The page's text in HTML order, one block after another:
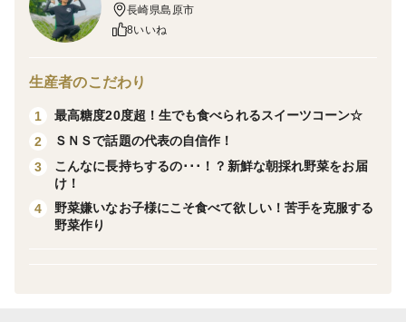
美しいルージュ色が特徴の｢日本初の赤いスイートコー
りますが
サツマイモのように優しい甘さとトウモロコシの風味と
旨みが魅力です。
まるで宝石のように輝く赤い果実の『大和ルージュ』を
お楽しみください。
長崎県島原市
8いいね
生産者のこだわり
1
最高糖度20度超！生でも食べられるスイーツコーン☆
2
ＳＮＳで話題の代表の自信作！
3
こんなに長持ちするの･･･！？新鮮な朝採れ野菜をお届
け！
4
野菜嫌いなお子様にこそ食べて欲しい！苦手を克服する
野菜作り